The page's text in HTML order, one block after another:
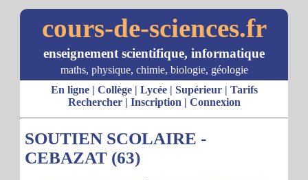
cours-de-sciences.fr
enseignement scientifique, informatique
maths, physique, chimie, biologie, géologie
En ligne| Collège| Lycée| Supérieur| Tarifs
Rechercher| Inscription | Connexion
SOUTIEN SCOLAIRE -
CEBAZAT (63)